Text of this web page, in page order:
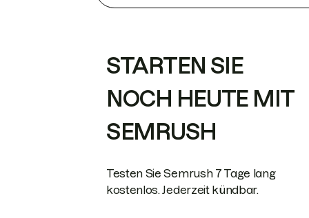
STARTEN SIE
NOCH HEUTE MIT
SEMRUSH
Testen Sie Semrush 7 Tage lang
kostenlos. Jederzeit kündbar.